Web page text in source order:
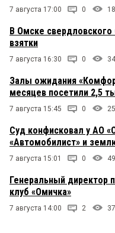
7 августа 17:00 0
В Омске
взятки
7 августа 16:30 0
Залы ожидания
месяцев посетили 2,5
7 августа 15:45 0
Суд конфисковал у АО
«Автомобилист» и
7 августа 15:01 0
Генеральный директор
клуб «Омичка»
7 августа 14:00 2